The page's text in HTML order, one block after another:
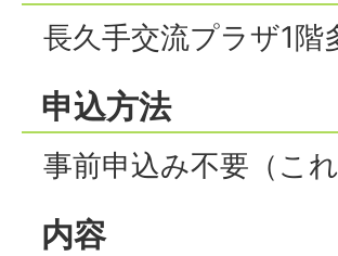
長久手交流プラザ1階
申込方法
事前申込み不要（こ
内容